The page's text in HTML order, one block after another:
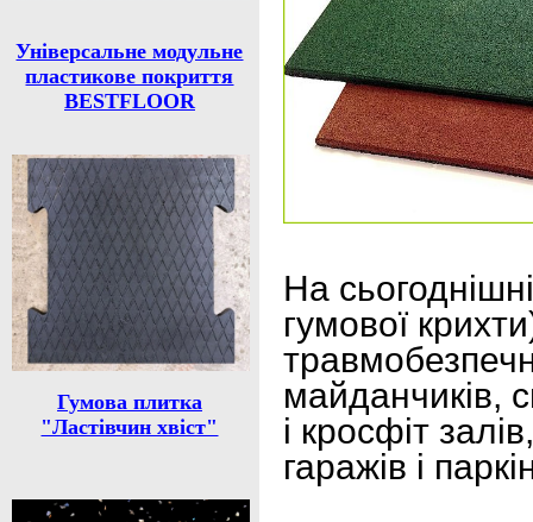
Універсальне модульне
пластикове покриття
BESTFLOOR
Гумова плитка
"Ластівчин хвіст"
На
гумової
майданчиків,
і кросфіт
гаражів і